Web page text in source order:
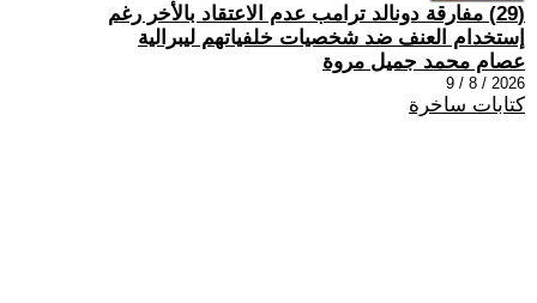
(29) مفارقة دونالد ترامب عدم الاعتقاد بالأخر رغم
إستخدام العنف ضد شخصيات خلفياتهم ليبرالية
عصام محمد جميل مروة
2026 / 8 / 9
كتابات ساخرة